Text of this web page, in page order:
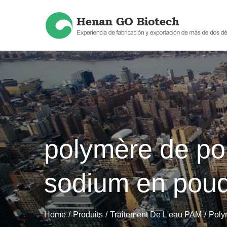
polymère de
sodium en
Home Produits Traitement De L'eau PAM